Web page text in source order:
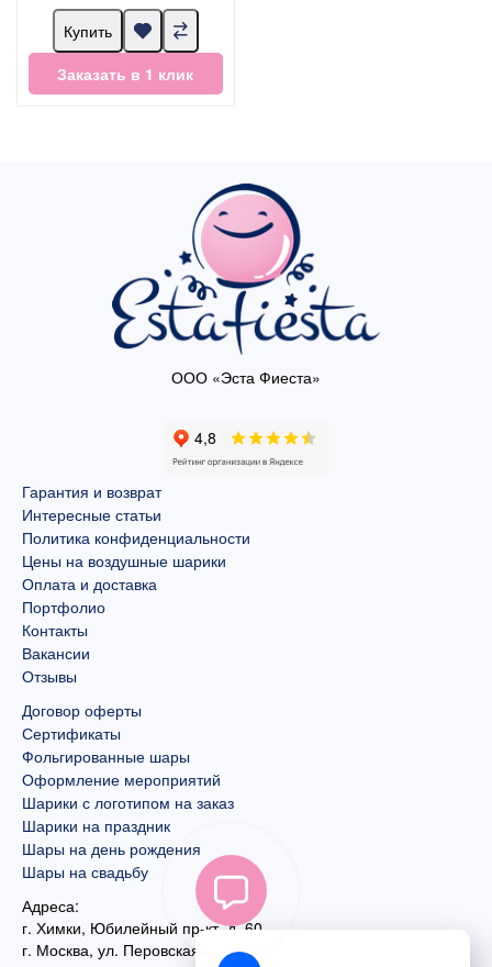
Купить
Заказать в 1 клик
ООО «Эста Фиеста»
Гарантия и возврат
Интересные статьи
Политика конфиденциальности
Цены на воздушные шарики
Оплата и доставка
Портфолио
Контакты
Вакансии
Отзывы
Договор оферты
Сертификаты
Фольгированные шары
Оформление мероприятий
Шарики с логотипом на заказ
Шарики на праздник
Шары на день рождения
Шары на свадьбу
Адреса:
г. Химки, Юбилейный пр-кт, д. 60
г. Москва, ул. Перовская, д. 59